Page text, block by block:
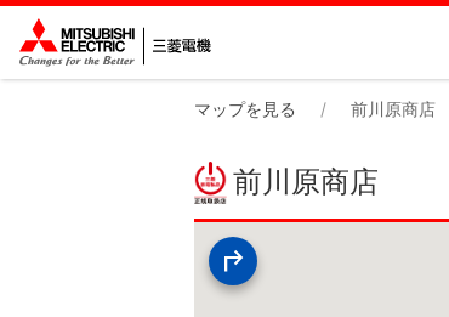
マップを見る 前川原商店
前川原商店